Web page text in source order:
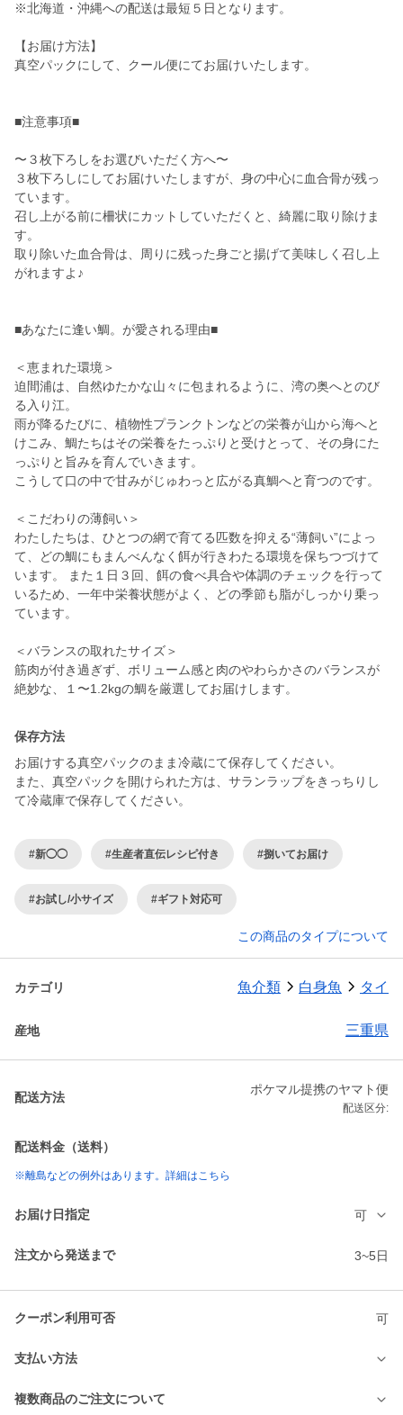
※北海道・沖縄への配送は最短５日となります。
【お届け方法】
真空パックにして、クール便にてお届けいたします。
■注意事項■
〜３枚下ろしをお選びいただく方へ〜
３枚下ろしにしてお届けいたしますが、身の中心に血合骨が残っ
ています。
召し上がる前に柵状にカットしていただくと、綺麗に取り除けま
す。
取り除いた血合骨は、周りに残った身ごと揚げて美味しく召し上
がれますよ♪
■あなたに逢い鯛。が愛される理由■
＜恵まれた環境＞
迫間浦は、自然ゆたかな山々に包まれるように、湾の奥へとのび
る入り江。
雨が降るたびに、植物性プランクトンなどの栄養が山から海へと
けこみ、鯛たちはその栄養をたっぷりと受けとって、その身にた
っぷりと旨みを育んでいきます。
こうして口の中で甘みがじゅわっと広がる真鯛へと育つのです。
＜こだわりの薄飼い＞
わたしたちは、ひとつの網で育てる匹数を抑える“薄飼い”によっ
て、どの鯛にもまんべんなく餌が行きわたる環境を保ちつづけて
います。 また１日３回、餌の食べ具合や体調のチェックを行って
いるため、一年中栄養状態がよく、どの季節も脂がしっかり乗っ
ています。
＜バランスの取れたサイズ＞
筋肉が付き過ぎず、ボリューム感と肉のやわらかさのバランスが
絶妙な、１〜1.2kgの鯛を厳選してお届けします。
保存方法
お届けする真空パックのまま冷蔵にて保存してください。
また、真空パックを開けられた方は、サランラップをきっちりし
て冷蔵庫で保存してください。
#新◯◯ #生産者直伝レシピ付き #捌いてお届け
#お試し/小サイズ #ギフト対応可
この商品のタイプについて
カテゴリ 魚介類 白身魚 タイ
産地 三重県
配送方法
ポケマル提携のヤマト便
配送区分:
配送料金（送料）
※離島などの例外はあります。詳細はこちら
お届け日指定 可
注文から発送まで 3~5日
クーポン利用可否 可
支払い方法
複数商品のご注文について